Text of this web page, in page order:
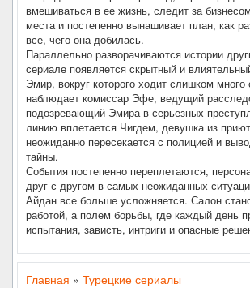
вмешиваться в ее жизнь, следит за
места и постепенно вынашивает план, как
все, чего она добилась.
Параллельно разворачиваются истории
сериале появляется скрытный и
Эмир, вокруг которого ходит слишком
наблюдает комиссар Эфе, ведущий
подозревающий Эмира в серьезных
линию вплетается Чигдем, девушка из
неожиданно пересекается с полицией и
тайны.
События постепенно переплетаются,
друг с другом в самых неожиданных
Айдан все больше усложняется. Салон
работой, а полем борьбы, где каждый день
испытания, зависть, интриги и опасные
Главная » Турецкие сериалы